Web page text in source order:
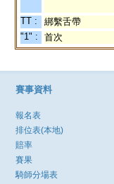
TT : 綁繫舌帶
"1" :
首次
賽事資料
報名表
排位表(本地)
賠率
賽果
騎師分場表